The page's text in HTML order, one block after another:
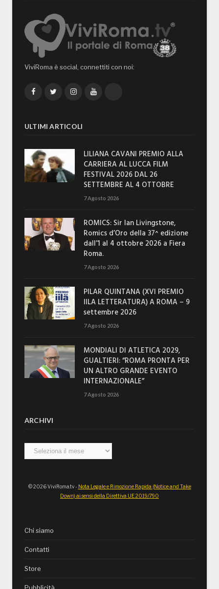
ViviRoma è social, connettiti con noi:
FacebookTwitterInstagramYouTube
ULTIMI ARTICOLI
LILIANA CAVANI PREMIO ALLA
CARRIERA AL LUCCA FILM
FESTIVAL 2026 DAL 26
SETTEMBRE AL 4 OTTOBRE
7 Agosto 2026
ROMICS: Sir Ian Livingstone,
Romics d’Oro della 37^ edizione
dall’1 al 4 ottobre 2026 a Fiera
Roma.
7 Agosto 2026
PILAR QUINTANA (XVI PREMIO
IILA LETTERATURA) A ROMA – 9
settembre 2026
7 Agosto 2026
MONDIALI DI ATLETICA 2029,
GUALTIERI: “ROMA PRONTA PER
UN ALTRO GRANDE EVENTO
INTERNAZIONALE”
7 Agosto 2026
ARCHIVI
Archivi
© 2026 ViviRoma.tv - Nota Legale e Rimozione Rapida (Notice and Take
Down) ai sensi della Direttiva UE 2019/790
Chi siamo
Contatti
Store